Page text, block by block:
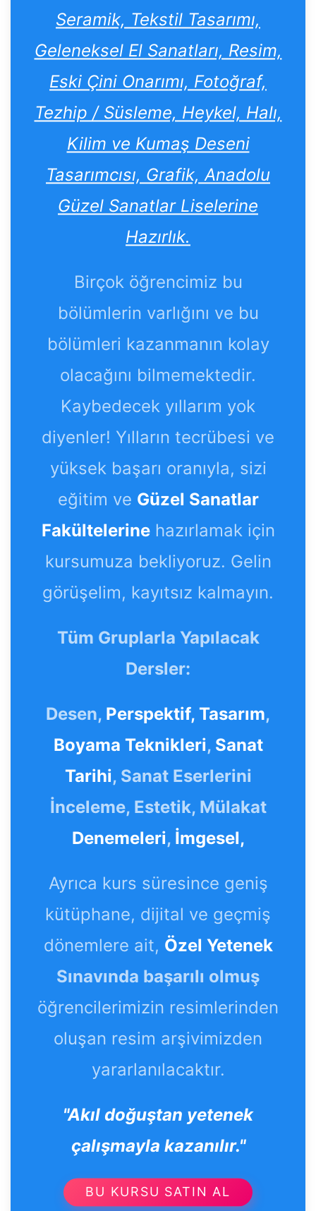
Seramik, Tekstil Tasarımı,
Geleneksel El Sanatları, Resim,
Eski Çini Onarımı, Fotoğraf,
Tezhip / Süsleme, Heykel, Halı,
Kilim ve Kumaş Deseni
Tasarımcısı, Grafik, Anadolu
Güzel Sanatlar Liselerine
Hazırlık.
Birçok öğrencimiz bu
bölümlerin varlığını ve bu
bölümleri kazanmanın kolay
olacağını bilmemektedir.
Kaybedecek yıllarım yok
diyenler! Yılların tecrübesi ve
yüksek başarı oranıyla, sizi
eğitim ve Güzel Sanatlar
Fakültelerinehazırlamak için
kursumuza bekliyoruz. Gelin
görüşelim, kayıtsız kalmayın.
Tüm Gruplarla Yapılacak
Dersler:
Desen, Perspektif, Tasarım,
Boyama Teknikleri, Sanat
Tarihi, Sanat Eserlerini
İnceleme, Estetik, Mülakat
Denemeleri, İmgesel,
Ayrıca kurs süresince geniş
kütüphane, dijital ve geçmiş
dönemlere ait, Özel Yetenek
Sınavında başarılı olmuş
öğrencilerimizin resimlerinden
oluşan resim arşivimizden
yararlanılacaktır.
"Akıl doğuştan yetenek
çalışmayla kazanılır."
BU KURSU SATIN AL